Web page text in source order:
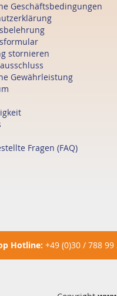
Geschäftsbedingungen
stornieren
Gewährleistung
Fragen (FAQ)
Hotline: +49 (0)30 / 788 99